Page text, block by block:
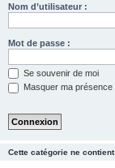
Nom d’utilisateur :
Mot de passe :
Se souvenir de moi
Masquer ma
Cette catégorie ne contient